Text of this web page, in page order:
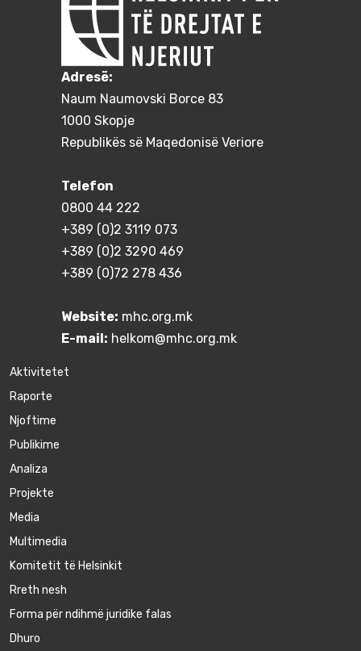
Adresë:
Naum Naumovski Borce 83
1000 Skopje
Republikës së Maqedonisë Veriore
Telefon
0800 44 222
+389 (0)2 3119 073
+389 (0)2 3290 469
+389 (0)72 278 436
Website: mhc.org.mk
E-mail: helkom@mhc.org.mk
Aktivitetet
Raporte
Njoftime
Publikime
Аnaliza
Projekte
Media
Multimedia
Komitetit të Helsinkit
Rreth nesh
Forma për ndihmë juridike falas
Dhuro